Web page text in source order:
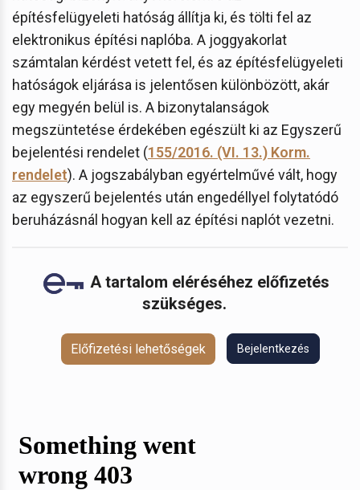
építésfelügyeleti hatóság állítja ki, és tölti fel az
elektronikus építési naplóba. A joggyakorlat
számtalan kérdést vetett fel, és az építésfelügyeleti
hatóságok eljárása is jelentősen különbözött, akár
egy megyén belül is. A bizonytalanságok
megszüntetése érdekében egészült ki az Egyszerű
bejelentési rendelet (155/2016. (VI. 13.) Korm.
rendelet). A jogszabályban egyértelművé vált, hogy
az egyszerű bejelentés után engedéllyel folytatódó
beruházásnál hogyan kell az építési naplót vezetni.
A tartalom eléréséhez előfizetés
szükséges.
Előfizetési lehetőségek Bejelentkezés